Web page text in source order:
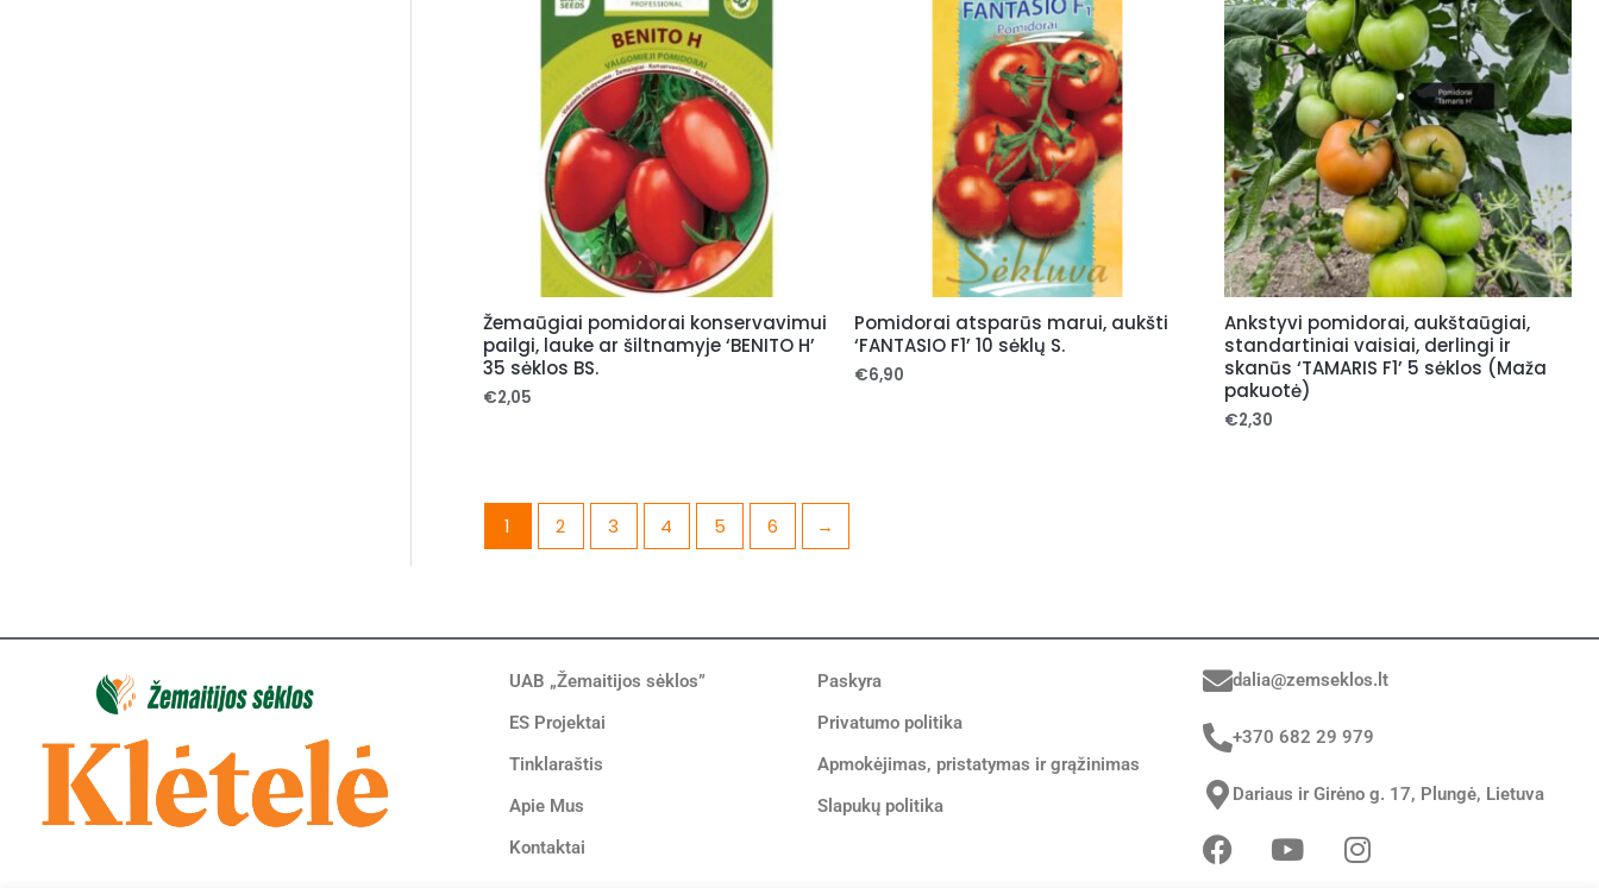
Žemaūgiai pomidorai konservavimui
pailgi, lauke ar šiltnamyje ‘BENITO H’
35 sėklos BS.
€2,05
Pomidorai atsparūs marui, aukšti
‘FANTASIO F1’ 10 sėklų S.
€6,90
Ankstyvi pomidorai, aukštaūgiai,
standartiniai vaisiai, derlingi ir
skanūs ‘TAMARIS F1’ 5 sėklos (Maža
pakuotė)
€2,30
1 2 3 4 5 6 →
UAB „Žemaitijos sėklos”
ES Projektai
Tinklaraštis
Apie Mus
Kontaktai
Paskyra
Privatumo politika
Apmokėjimas, pristatymas ir grąžinimas
Slapukų politika
dalia@zemseklos.lt
+370 682 29 979
Dariaus ir Girėno g. 17, Plungė, Lietuva
F
a o n